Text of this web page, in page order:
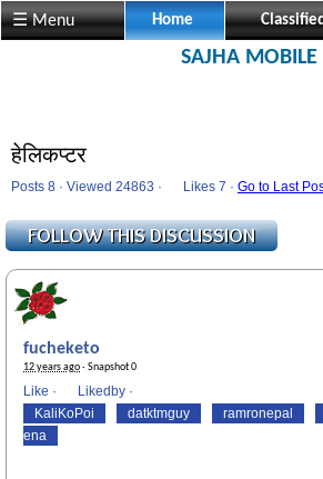
☰ Menu Home
SAJHA MOBILE
हेलिकप्टर
Posts 8 · Viewed 24863 · Likes 7 · Go to Last
fucheketo
12 years ago· Snapshot 0
Like · Likedby ·
KaliKoPoi
datktmguy ramronepal
ena